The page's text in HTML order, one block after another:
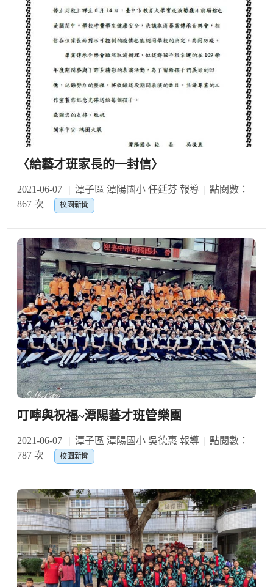
〈給藝才班家長的一封信〉
2021-06-07 潭子區 潭陽國小 任廷芬 報導
點閱數：
867 次
校園新聞
叮嚀與祝福~潭陽藝才班管樂團
2021-06-07 潭子區 潭陽國小 吳德惠 報導
點閱數：
787 次
校園新聞